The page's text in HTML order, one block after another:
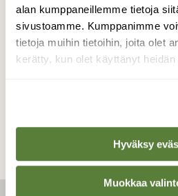
alan kumppaneillemme tietoja
sivustoamme. Kumppanimme
tietoja muihin tietoihin, joita olet
kerätty, kun olet käyttänyt heidän
Hyväksy
Muokkaa
Söpö kohtaaminen
Kuvaaja: